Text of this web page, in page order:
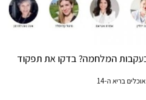
המלחמה? בדקו את תפקוד
בריא ה-14